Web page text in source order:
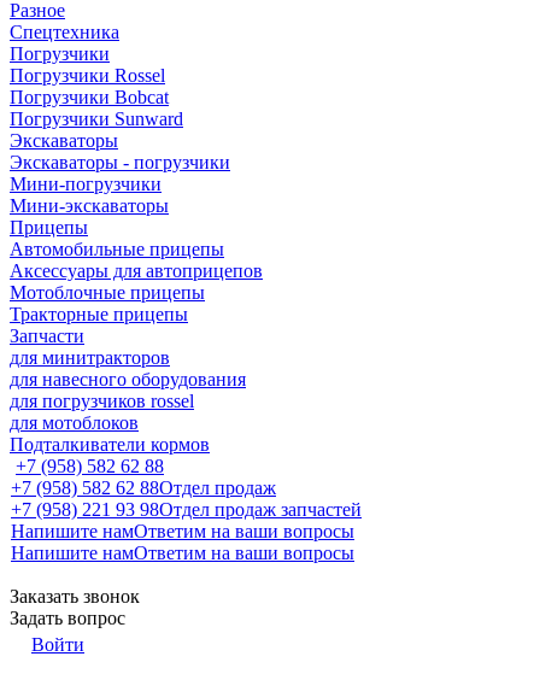
Разное
Спецтехника
Погрузчики
Погрузчики Rossel
Погрузчики Bobcat
Погрузчики Sunward
Экскаваторы
Экскаваторы - погрузчики
Мини-погрузчики
Мини-экскаваторы
Прицепы
Автомобильные прицепы
Аксессуары для автоприцепов
Мотоблочные прицепы
Тракторные прицепы
Запчасти
для минитракторов
для навесного оборудования
для погрузчиков rossel
для мотоблоков
Подталкиватели кормов
+7 (958) 582 62 88
+7 (958) 582 62 88Отдел продаж
+7 (958) 221 93 98Отдел продаж запчастей
Напишите намОтветим на ваши вопросы
Напишите намОтветим на ваши вопросы
Заказать звонок
Задать вопрос
Войти